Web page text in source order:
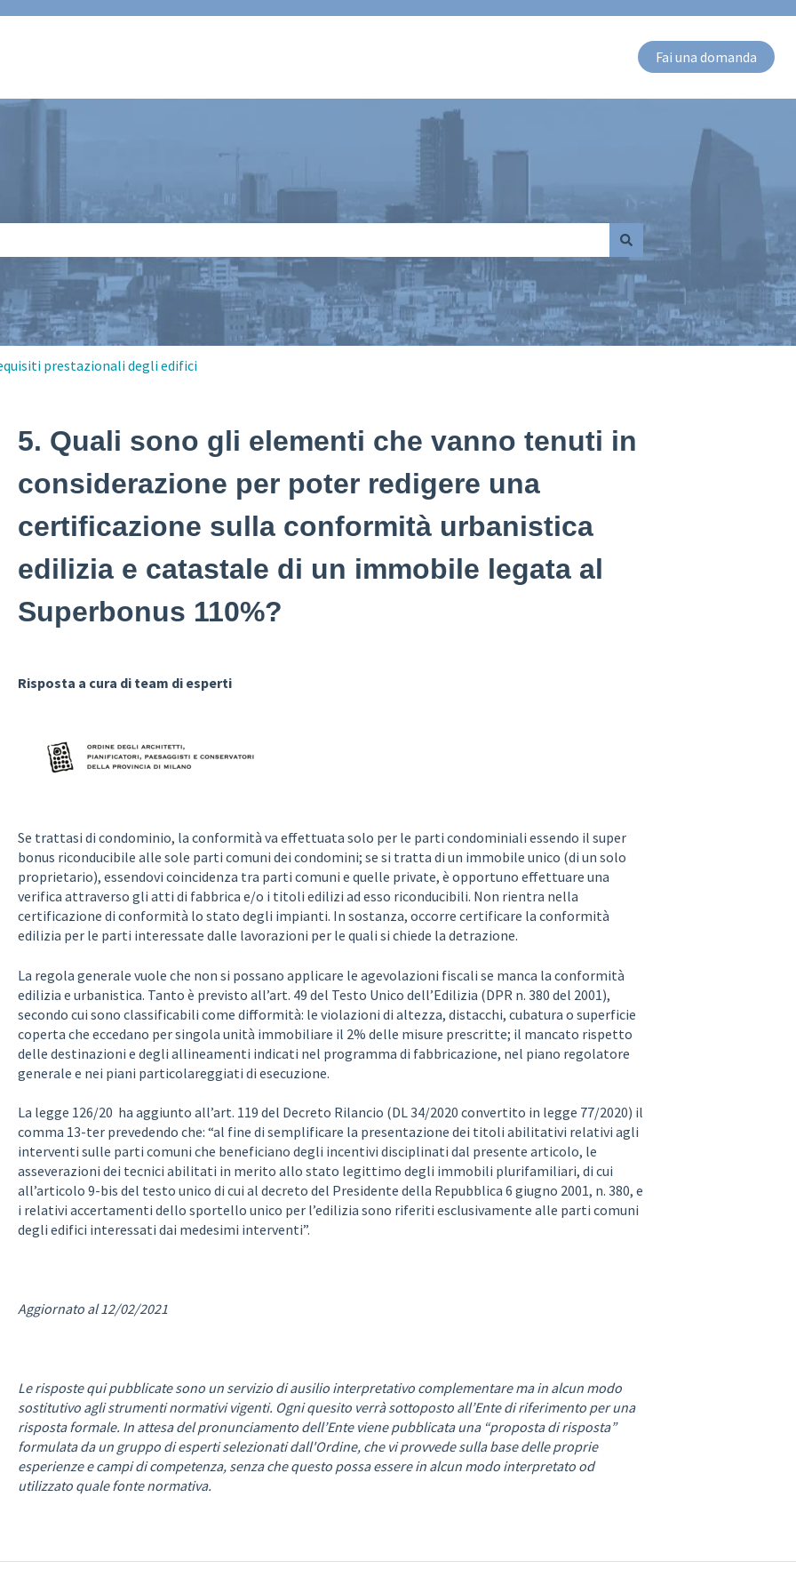
Fai una domanda
il campo di ricerca è vuoto.
prestazionali degli edifici
5. Quali sono gli elementi che vanno tenuti in
considerazione per poter redigere una
certificazione sulla conformità urbanistica
edilizia e catastale di un immobile legata al
Superbonus 110%?
Risposta a cura di team di esperti
Se trattasi di condominio, la conformità va effettuata solo per le parti condominiali essendo il super
bonus riconducibile alle sole parti comuni dei condomini; se si tratta di un immobile unico (di un solo
proprietario), essendovi coincidenza tra parti comuni e quelle private, è opportuno effettuare una
verifica attraverso gli atti di fabbrica e/o i titoli edilizi ad esso riconducibili. Non rientra nella
certificazione di conformità lo stato degli impianti. In sostanza, occorre certificare la conformità
edilizia per le parti interessate dalle lavorazioni per le quali si chiede la detrazione.
La regola generale vuole che non si possano applicare le agevolazioni fiscali se manca la conformità
edilizia e urbanistica. Tanto è previsto all’art. 49 del Testo Unico dell’Edilizia (DPR n. 380 del 2001),
secondo cui sono classificabili come difformità: le violazioni di altezza, distacchi, cubatura o superficie
coperta che eccedano per singola unità immobiliare il 2% delle misure prescritte; il mancato rispetto
delle destinazioni e degli allineamenti indicati nel programma di fabbricazione, nel piano regolatore
generale e nei piani particolareggiati di esecuzione.
La legge 126/20 ha aggiunto all’art. 119 del Decreto Rilancio (DL 34/2020 convertito in legge 77/2020) il
comma 13-ter prevedendo che: “al fine di semplificare la presentazione dei titoli abilitativi relativi agli
interventi sulle parti comuni che beneficiano degli incentivi disciplinati dal presente articolo, le
asseverazioni dei tecnici abilitati in merito allo stato legittimo degli immobili plurifamiliari, di cui
all’articolo 9-bis del testo unico di cui al decreto del Presidente della Repubblica 6 giugno 2001, n. 380, e
i relativi accertamenti dello sportello unico per l’edilizia sono riferiti esclusivamente alle parti comuni
degli edifici interessati dai medesimi interventi”.
Aggiornato al 12/02/2021
Le risposte qui pubblicate sono un servizio di ausilio interpretativo complementare ma in alcun modo
sostitutivo agli strumenti normativi vigenti. Ogni quesito verrà sottoposto all’Ente di riferimento per una
risposta formale. In attesa del pronunciamento dell’Ente viene pubblicata una “proposta di risposta”
formulata da un gruppo di esperti selezionati dall'Ordine, che vi provvede sulla base delle proprie
esperienze e campi di competenza, senza che questo possa essere in alcun modo interpretato od
utilizzato quale fonte normativa.